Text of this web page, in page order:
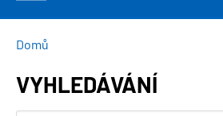
UCHAZEČI
STUDIUM
DROBEČKOVÁ
Domů
VYHLEDÁVÁNÍ